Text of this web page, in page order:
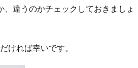
違うのかチェックしておきましょ
ければ幸いです。